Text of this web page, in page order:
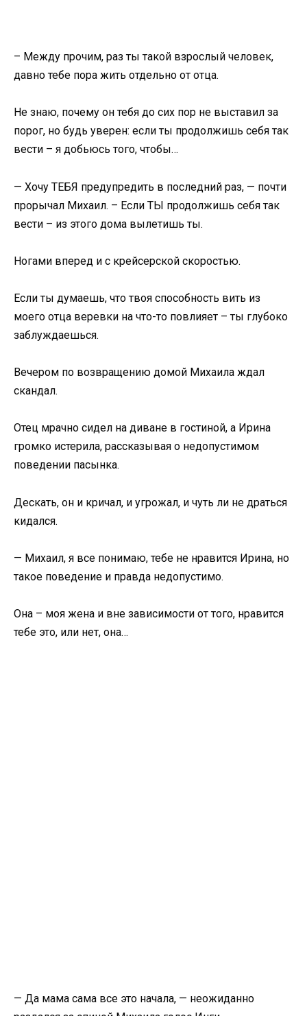
– Между прочим, раз ты такой взрослый человек,
давно тебе пора жить отдельно от отца.
Не знаю, почему он тебя до сих пор не выставил за
порог, но будь уверен: если ты продолжишь себя так
вести – я добьюсь того, чтобы…
— Хочу ТЕБЯ предупредить в последний раз, — почти
прорычал Михаил. – Если ТЫ продолжишь себя так
вести – из этого дома вылетишь ты.
Ногами вперед и с крейсерской скоростью.
Если ты думаешь, что твоя способность вить из
моего отца веревки на что-то повлияет – ты глубоко
заблуждаешься.
Вечером по возвращению домой Михаила ждал
скандал.
Отец мрачно сидел на диване в гостиной, а Ирина
громко истерила, рассказывая о недопустимом
поведении пасынка.
Дескать, он и кричал, и угрожал, и чуть ли не драться
кидался.
— Михаил, я все понимаю, тебе не нравится Ирина, но
такое поведение и правда недопустимо.
Она – моя жена и вне зависимости от того, нравится
тебе это, или нет, она…
— Да мама сама все это начала, — неожиданно